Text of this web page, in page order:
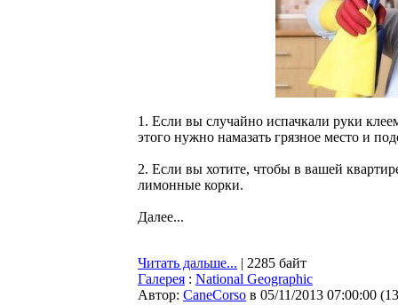
1. Если вы случайно испачкали руки
этого нужно намазать грязное место и
2. Если вы хотите, чтобы в вашей
лимонные корки.
Далее...
Читать дальше... | 2285 байт
Галерея : National Geographic
Автор: CaneCorso в 05/11/2013 07:00:00 (